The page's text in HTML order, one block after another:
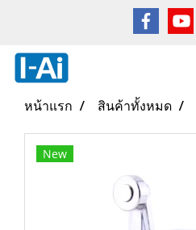
หน้าแรก สินค้าทั้งหมด
New